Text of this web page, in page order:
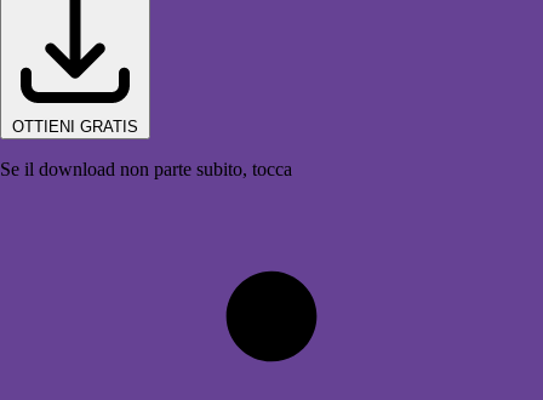
OTTIENI GRATIS
Se il download non parte subito, tocca